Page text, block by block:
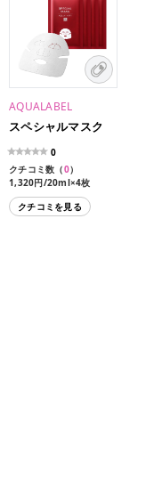
AQUALABEL
スペシャルマスク
0
クチコミ数（0）
1,320円/20ml×4枚
クチコミを見る